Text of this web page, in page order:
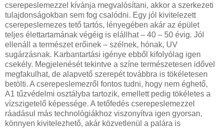
cserepeslemezzel kívánja megvalósítani, akkor a szerkezeti
tulajdonságokban sem fog csalódni. Egy jól kivitelezett
cserepeslemezes tető tartós, lényegében akár az épület
teljes élettartamának végéig is elállhat – 40 – 50 évig. Jól
ellenáll a természet erőinek – szélnek, hónak, UV
sugárzásnak. Karbantartási igénye ebből kifolyólag igen
csekély. Megjelenését tekintve a színe természetesen idővel
megfakulhat, de alapvető szerepét továbbra is tökéletesen
betölti. A cserepeslemezről fontos tudni, hogy nem éghető,
A1 tűzvédelmi osztályba tartozik, emellett pedig tökéletes a
vízszigetelő képessége. A tetőfedés cserepeslemezzel
ráadásul más technológiákhoz viszonyítva igen gyorsan,
könnyen kivitelezhető, akár közvetlenül a palára is